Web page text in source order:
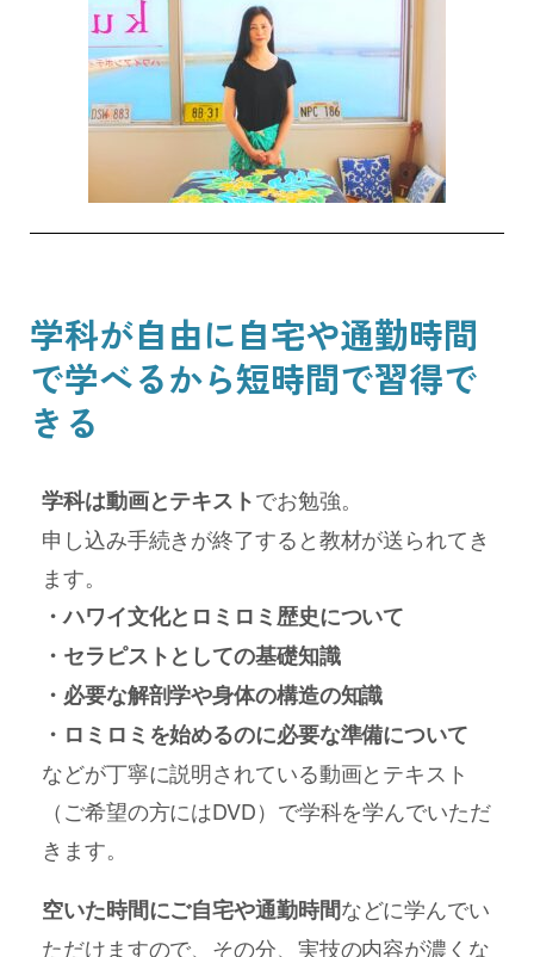
学科が自由に自宅や通勤時間
で学べるから短時間で習得で
きる
学科は動画とテキストでお勉強。
申し込み手続きが終了すると教材が送られてき
ます。
・ハワイ文化とロミロミ歴史について
・セラピストとしての基礎知識
・必要な解剖学や身体の構造の知識
・ロミロミを始めるのに必要な準備について
などが丁寧に説明されている動画とテキスト
（ご希望の方にはDVD）で学科を学んでいただ
きます。
空いた時間にご自宅や通勤時間などに学んでい
ただけますので、その分、実技の内容が濃くな